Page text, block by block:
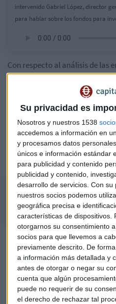
Su privacidad es
Nosotros y nuestros 1538
accedemos a información en
y procesamos datos
únicos e información estándar
para publicidad y contenido
publicidad y contenido,
desarrollo de servicios. Con su
nuestros socios podemos
geográfica precisa e
características de dispositivos.
otorgarnos su consentimiento
socios para que llevemos a
previamente descrito. De
a información más detallada y
antes de otorgar o negar su
cuenta que algún
puede no requerir de su
el derecho de rechazar tal
intervenido Gabriel López, director
para hablar sobre los fondos para
Con respecto al análisis de las
comienza porDía.El analista
esta compañía. Es un sector
cuanto a márgenes,
sector en declive y con
deuda y accionariadoes
radical que nosotros no
suma ladesaceleración, otra
Pablo García. "No recomiendo
Encetampoco es una empresa
Es cierto que el sector
están dando resultados
compañía es totalmente
resultado tan bueno como el
momento adecuado pero no